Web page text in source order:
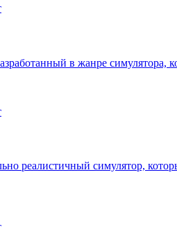
в жанре
реалистичный симулятор,